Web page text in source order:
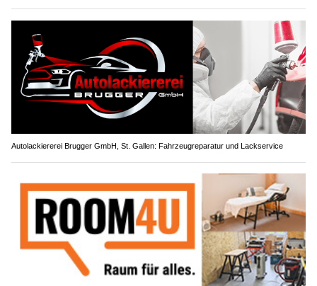
Autolackiererei Brugger GmbH, St. Gallen: Fahrzeugreparatur und Lackservice